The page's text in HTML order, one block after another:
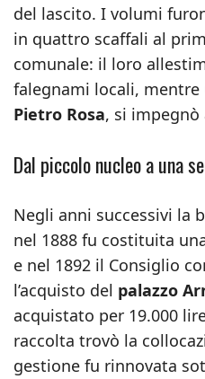
del lascito. I volumi
in quattro scaffali al
comunale: il loro
falegnami locali,
Pietro Rosa, si
Dal piccolo nucleo a una
Negli anni successivi la
nel 1888 fu costituita
e nel 1892 il Consiglio
l’acquisto del palazzo
acquistato per 19.000
raccolta trovò la
gestione fu rinnovata